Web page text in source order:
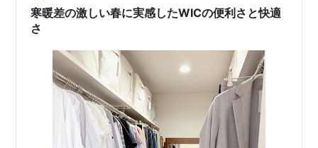
寒暖差の激しい春に実感したWICの便利さと快適
さ